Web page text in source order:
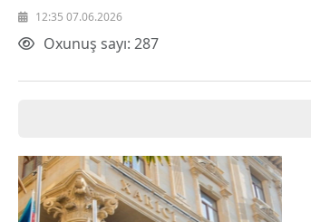
12:35 07.06.2026
Oxunuş sayı: 287